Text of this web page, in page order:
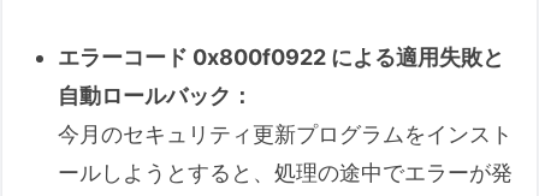
エラーコード 0x800f0922 による適用失敗と
自動ロールバック：
今月のセキュリティ更新プログラムをインスト
ールしようとすると、処理の途中でエラーが発